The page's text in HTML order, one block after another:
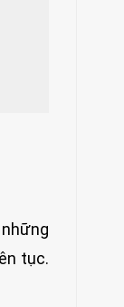
tục.